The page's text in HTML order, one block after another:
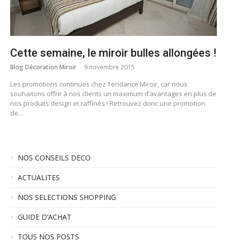
Cette semaine, le miroir bulles allongées !
Blog Décoration Miroir 9 novembre 2015
Les promotions continues chez Tendance Miroir, car nous
souhaitons offrir à nos clients un maximum d’avantages en plus de
nos produits design et raffinés ! Retrouvez donc une promotion
de…
NOS CONSEILS DECO
ACTUALITES
NOS SELECTIONS SHOPPING
GUIDE D’ACHAT
TOUS NOS POSTS